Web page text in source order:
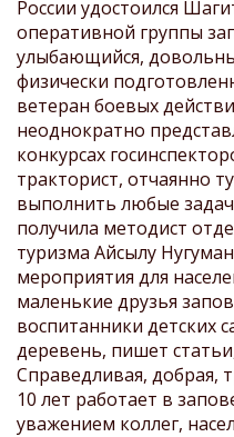
России удостоился
оперативной группы
улыбающийся,
физически
ветеран боевых
неоднократно
конкурсах
тракторист, отчаянно
выполнить любые
получила методист
туризма Айсылу
мероприятия для
маленькие друзья
воспитанники детских
деревень, пишет
Справедливая, добрая,
10 лет работает в
уважением коллег,